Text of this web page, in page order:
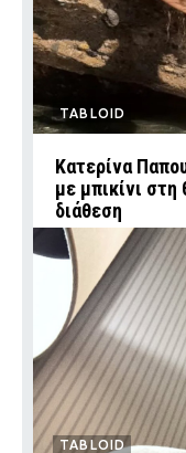
TABLOID
Κατερίνα
με μπικίνι
διάθεση
TABLOID